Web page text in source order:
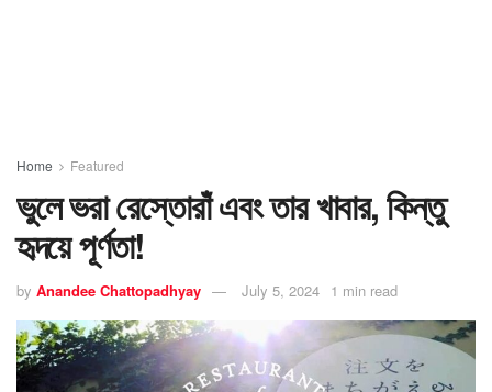
Home Featured
ভুলে ভরা রেস্তোরাঁ এবং তার খাবার, কিন্তু
হৃদয়ে পূর্ণতা!
by Anandee Chattopadhyay July 5, 2024 1 min read